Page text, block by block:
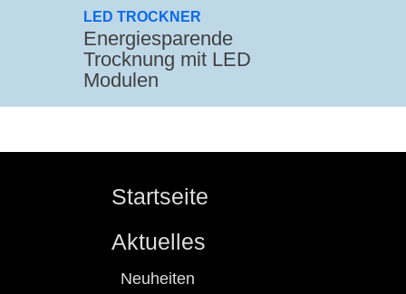
LED TROCKNER
Energiesparende
Trocknung mit LED
Modulen
Startseite
Aktuelles
Neuheiten